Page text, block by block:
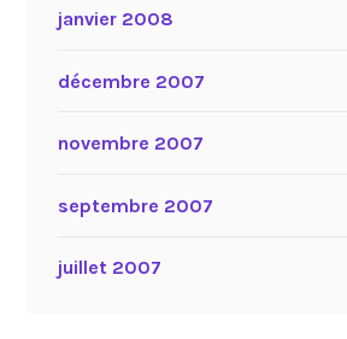
janvier 2008
décembre 2007
novembre 2007
septembre 2007
juillet 2007